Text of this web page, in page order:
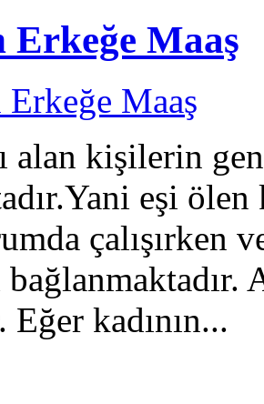
Erkeğe Maaş
alan kişilerin
eşi
çalışırken
kadının...